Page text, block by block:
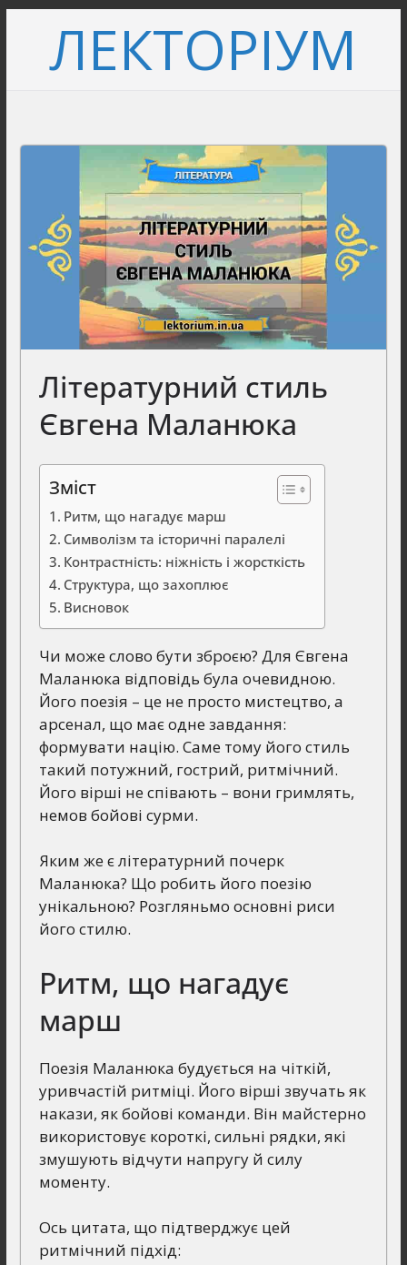
вмістуЛЕКТОРІУМ
Літературний стиль
Євгена Маланюка
Зміст
Ритм, що нагадує марш
Символізм та історичні паралелі
Контрастність: ніжність і жорсткість
Структура, що захоплює
Висновок
Чи може слово бути зброєю? Для Євгена
Маланюка відповідь була очевидною.
Його поезія – це не просто мистецтво, а
арсенал, що має одне завдання:
формувати націю. Саме тому його стиль
такий потужний, гострий, ритмічний.
Його вірші не співають – вони гримлять,
немов бойові сурми.
Яким же є літературний почерк
Маланюка? Що робить його поезію
унікальною? Розгляньмо основні риси
його стилю.
Ритм, що нагадує
марш
Поезія Маланюка будується на чіткій,
уривчастій ритміці. Його вірші звучать як
накази, як бойові команди. Він майстерно
використовує короткі, сильні рядки, які
змушують відчути напругу й силу
моменту.
Ось цитата, що підтверджує цей
ритмічний підхід: